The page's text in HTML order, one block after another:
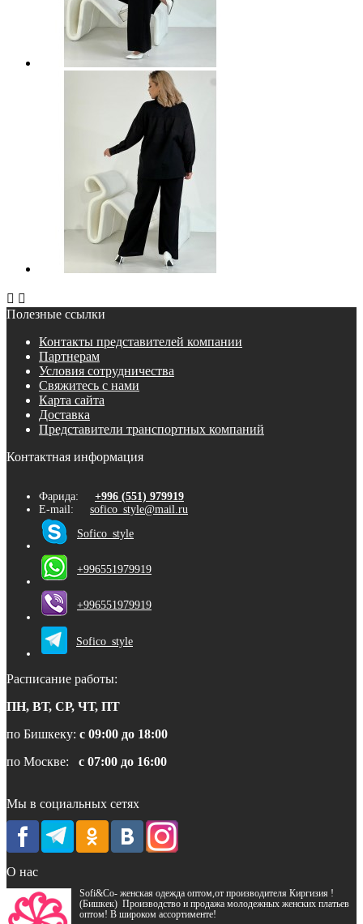
 
Полезные ссылки
Контакты представителей компании
Партнерам
Условия сотрудничества
Свяжитесь с нами
Карта сайта
Доставка
Представители транспортных компаний
Контактная информация
Фарида: +996 (551) 979919
E-mail: sofico_style@mail.ru
Sofico_style
+996551979919
+996551979919
Sofico_style
Расписание работы:
ПН, ВТ, СР, ЧТ, ПТ
по Бишкеку: с 09:00 до 18:00
по Москве: с 07:00 до 16:00
Мы в социальных сетях
О нас
Sofi&Co- женская одежда оптом,от производителя Киргизия !
(Бишкек) Производство и продажа молодежных женских платьев
оптом! В широком ассортименте!